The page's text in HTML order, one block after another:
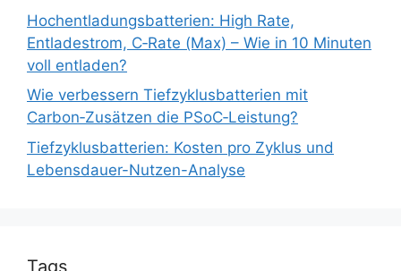
Hochentladungsbatterien: High Rate,
Entladestrom, C‑Rate (Max) – Wie in 10 Minuten
voll entladen?
Wie verbessern Tiefzyklusbatterien mit
Carbon‑Zusätzen die PSoC‑Leistung?
Tiefzyklusbatterien: Kosten pro Zyklus und
Lebensdauer-Nutzen-Analyse
Tags